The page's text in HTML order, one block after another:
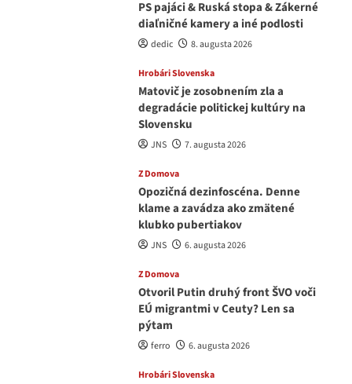
PS pajáci & Ruská stopa & Zákerné
diaľničné kamery a iné podlosti
dedic 8. augusta 2026
Hrobári Slovenska
Matovič je zosobnením zla a
degradácie politickej kultúry na
Slovensku
JNS 7. augusta 2026
Z Domova
Opozičná dezinfoscéna. Denne
klame a zavádza ako zmätené
klubko pubertiakov
JNS 6. augusta 2026
Z Domova
Otvoril Putin druhý front ŠVO voči
EÚ migrantmi v Ceuty? Len sa
pýtam
ferro 6. augusta 2026
Hrobári Slovenska